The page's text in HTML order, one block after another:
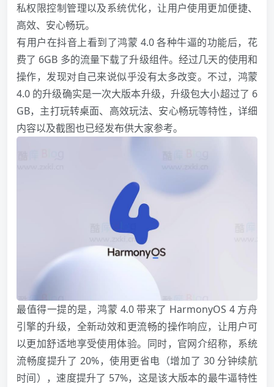
私权限控制管理以及系统优化，让用户使用更加便捷、
高效、安心畅玩。
有用户在抖音上看到了鸿蒙 4.0 各种牛逼的功能后，花
费了 6GB 多的流量下载了升级组件。经过几天的使用和
操作，发现对自己来说似乎没有太多改变。不过，鸿蒙
4.0 的升级确实是一次大版本升级，升级包大小超过了 6
GB，主打玩转桌面、高效玩法、安心畅玩等特性，详细
内容以及截图也已经发布供大家参考。
最值得一提的是，鸿蒙 4.0 带来了 HarmonyOS 4 方舟
引擎的升级，全新动效和更流畅的操作响应，让用户可
以更加舒适地享受使用体验。同时，官网介绍称，系统
流畅度提升了 20%，使用更省电（增加了 30 分钟续航
时间），速度提升了 57%，这是该大版本的最牛逼特性